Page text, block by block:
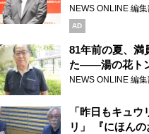
展開 「マ・マ
ブランドを強化
NEWS ONLINE 編
AD
81年前の夏、満
た――湯の花ト
り継ぐ男性
NEWS ONLINE 編
「昨日もキュ
リ」 『にほん